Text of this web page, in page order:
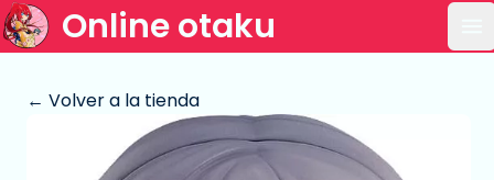
Online otaku
← Volver a la tienda